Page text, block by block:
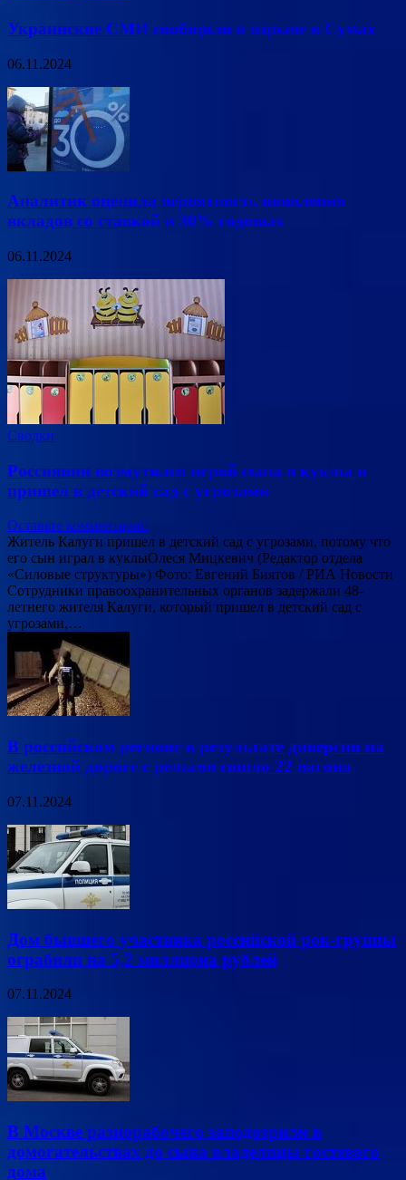
Украинские СМИ сообщили о взрыве в Сумах
06.11.2024
Аналитик оценила вероятность появления
вкладов со ставкой в 30% годовых
06.11.2024
Сводки
Россиянин возмутился игрой сына в куклы и
пришел в детский сад с угрозами
Оставьте комментарий
Житель Калуги пришел в детский сад с угрозами, потому что
его сын играл в куклыОлеся Мицкевич (Редактор отдела
«Силовые структуры») Фото: Евгений Биятов / РИА Новости
Сотрудники правоохранительных органов задержали 48-
летнего жителя Калуги, который пришел в детский сад с
угрозами,…
В российском регионе в результате диверсии на
железной дороге с рельсов сошло 22 вагона
07.11.2024
Дом бывшего участника российской рок-группы
ограбили на 5,2 миллиона рублей
07.11.2024
В Москве разнорабочего заподозрили в
домогательствах до сына владелицы гостевого
дома